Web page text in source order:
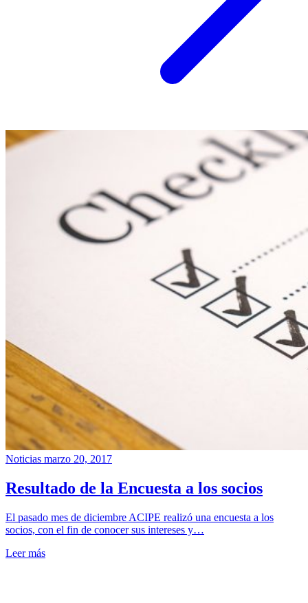
Noticias marzo 20, 2017
Resultado de la Encuesta a los socios
El pasado mes de diciembre ACIPE realizó una encuesta a los
socios, con el fin de conocer sus intereses y…
Leer más